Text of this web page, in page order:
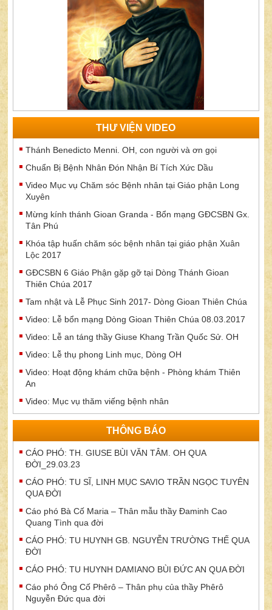
THƯ VIỆN VIDEO
Thánh Benedicto Menni. OH, con người và ơn gọi
Chuẩn Bị Bệnh Nhân Đón Nhận Bí Tích Xức Dầu
Video Mục vụ Chăm sóc Bệnh nhân tại Giáo phận Long
Xuyên
Mừng kính thánh Gioan Granda - Bổn mạng GĐCSBN Gx.
Tân Phú
Khóa tập huấn chăm sóc bệnh nhân tại giáo phận Xuân
Lộc 2017
GĐCSBN 6 Giáo Phận gặp gỡ tại Dòng Thánh Gioan
Thiên Chúa 2017
Tam nhật và Lễ Phục Sinh 2017- Dòng Gioan Thiên Chúa
Video: Lễ bổn mạng Dòng Gioan Thiên Chúa 08.03.2017
Video: Lễ an táng thầy Giuse Khang Trần Quốc Sử. OH
Video: Lễ thụ phong Linh mục, Dòng OH
Video: Hoạt động khám chữa bệnh - Phòng khám Thiên
An
Video: Mục vụ thăm viếng bệnh nhân
THÔNG BÁO
CÁO PHÓ: TH. GIUSE BÙI VĂN TÂM. OH QUA
ĐỜI_29.03.23
CÁO PHÓ: TU SĨ, LINH MỤC SAVIO TRẦN NGỌC TUYÊN
QUA ĐỜI
Cáo phó Bà Cố Maria – Thân mẫu thầy Đaminh Cao
Quang Tình qua đời
CÁO PHÓ: TU HUYNH GB. NGUYỄN TRƯỜNG THẾ QUA
ĐỜI
CÁO PHÓ: TU HUYNH DAMIANO BÙI ĐỨC AN QUA ĐỜI
Cáo phó Ông Cố Phêrô – Thân phụ của thầy Phêrô
Nguyễn Đức qua đời